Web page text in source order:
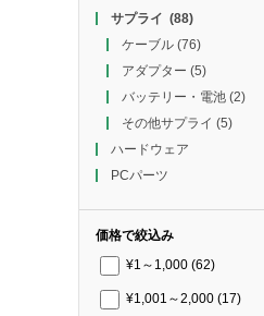
サプライ (88)
ケーブル(76)
アダプター (5)
バッテリー・電池(2)
その他サプライ (5)
ハードウェア
PCパーツ
価格で絞込み
¥1～1,000 (62)
¥1,001～2,000 (17)